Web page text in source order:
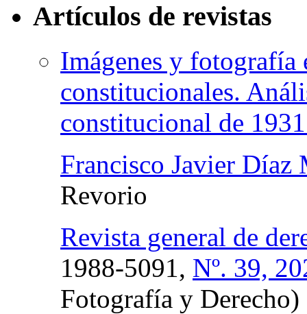
Artículos de revistas
Imágenes y fotografía
constitucionales.
constitucional de
Francisco Javier Díaz
Revorio
Revista general de
1988-5091, Nº. 39,
Fotografía y Derecho)